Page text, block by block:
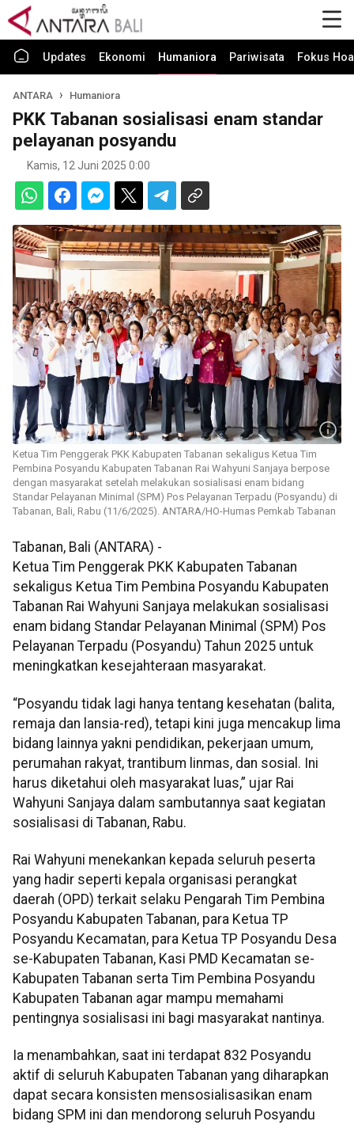
Updates Ekonomi Humaniora Pariwisata Fokus
ANTARA Humaniora
PKK Tabanan sosialisasi enam standar
pelayanan posyandu
Kamis, 12 Juni 2025 0:00
Ketua Tim Penggerak PKK Kabupaten Tabanan sekaligus Ketua Tim
Pembina Posyandu Kabupaten Tabanan Rai Wahyuni Sanjaya berpose
dengan masyarakat setelah melakukan sosialisasi enam bidang
Standar Pelayanan Minimal (SPM) Pos Pelayanan Terpadu (Posyandu) di
Tabanan, Bali, Rabu (11/6/2025). ANTARA/HO-Humas Pemkab Tabanan
Tabanan, Bali (ANTARA) -
Ketua Tim Penggerak PKK Kabupaten Tabanan
sekaligus Ketua Tim Pembina Posyandu Kabupaten
Tabanan Rai Wahyuni Sanjaya melakukan sosialisasi
enam bidang Standar Pelayanan Minimal (SPM) Pos
Pelayanan Terpadu (Posyandu) Tahun 2025 untuk
meningkatkan kesejahteraan masyarakat.
“Posyandu tidak lagi hanya tentang kesehatan (balita,
remaja dan lansia-red), tetapi kini juga mencakup lima
bidang lainnya yakni pendidikan, pekerjaan umum,
perumahan rakyat, trantibum linmas, dan sosial. Ini
harus diketahui oleh masyarakat luas,” ujar Rai
Wahyuni Sanjaya dalam sambutannya saat kegiatan
sosialisasi di Tabanan, Rabu.
Rai Wahyuni menekankan kepada seluruh peserta
yang hadir seperti kepala organisasi perangkat
daerah (OPD) terkait selaku Pengarah Tim Pembina
Posyandu Kabupaten Tabanan, para Ketua TP
Posyandu Kecamatan, para Ketua TP Posyandu Desa
se-Kabupaten Tabanan, Kasi PMD Kecamatan se-
Kabupaten Tabanan serta Tim Pembina Posyandu
Kabupaten Tabanan agar mampu memahami
pentingnya sosialisasi ini bagi masyarakat nantinya.
Ia menambahkan, saat ini terdapat 832 Posyandu
aktif di seluruh Kabupaten Tabanan yang diharapkan
dapat secara konsisten mensosialisasikan enam
bidang SPM ini dan mendorong seluruh Posyandu